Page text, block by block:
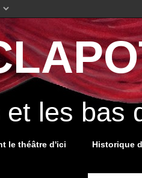
les bas
le théâtre d'ici Historique